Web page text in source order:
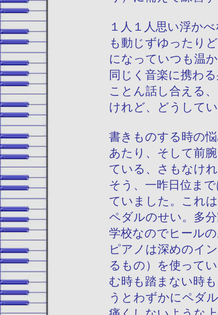
１人１人思い浮か
も動じずゆったり
になっていつも温
同じく音楽に携わ
ことん話し合える
けれど、どうして
書きものする時の
あたり、そして前
ている、さもなけ
そう、一昨日位ま
ていました。これ
ペダルのせい。多
学校なのでヒール
ピアノは深めのイ
るもの）を使って
む時も踏まない時
うとわずかにペダ